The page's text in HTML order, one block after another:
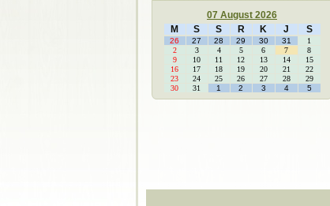
07 August 2026
M
S S R K J S
26 27 28 29 30 31
1
2
3 4 5 6 7
8
9
10 11 12 13 14
15
16
17 18 19 20 21
22
23
24 25 26 27 28
29
30
31 1 2 3 4 5